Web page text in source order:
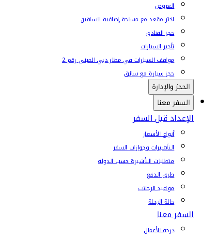
العروض
اختر مقعد مع مساحة إضافية للساقين
حجز الفنادق
تأجير السيارات
مواقف السيارات في مطار دبي المبنى رقم 2
حجز سيارة مع سائق
الحجز والإدارة
السفر معنا
الإعداد قبل السفر
أنواع الأسعار
التأشيرات وجوازات السفر
متطلبات التأشيرة حسب الدولة
طرق الدفع
مواعيد الرحلات
حالة الرحلة
السفر معنا
درجة الأعمال